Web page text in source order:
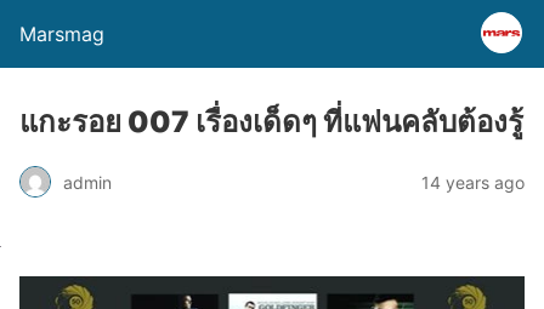
Marsmag
แกะรอย 007 เรื่องเด็ดๆ ที่แฟนคลับต้องรู้
admin 14 years ago